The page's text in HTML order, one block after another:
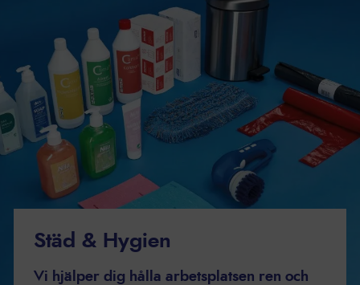
Städ & Hygien
Vi hjälper dig hålla arbetsplatsen ren och